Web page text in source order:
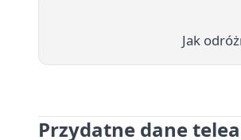
Jak
Przydatne dane